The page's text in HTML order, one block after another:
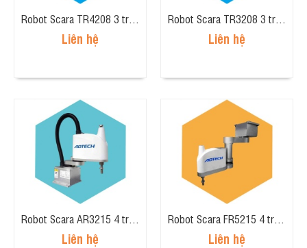
Liên hệ Liên hệ
Liên hệ Liên hệ